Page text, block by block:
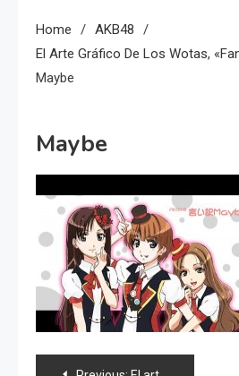
Home
AKB48
El Arte Gráfico De Los Wotas,
Maybe
Maybe